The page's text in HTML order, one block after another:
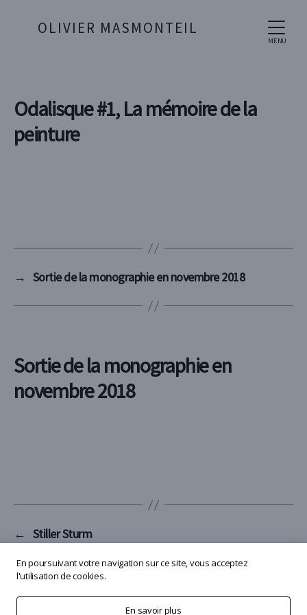
MENU
OLIVIER MASMONTEIL
Odalisque #1, La mémoire de la
peinture
→ Sortie de la monographie en novembre 2018
Sortie de la monographie en
novembre 2018
← Stiller Sturm
→ Reflet sur la Rangitata, La Mémoire de la Peinture
En poursuivant votre navigation sur ce site, vous acceptez
l'utilisation de cookies.
En savoir plus